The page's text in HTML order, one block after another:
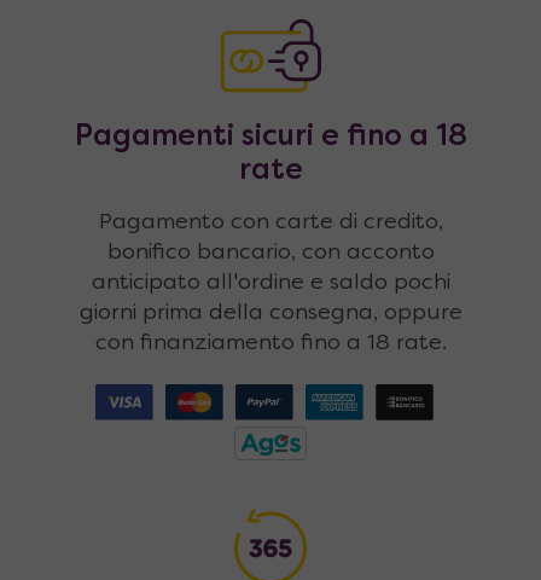
Pagamenti sicuri e fino a 18
rate
Pagamento con carte di credito,
bonifico bancario, con acconto
anticipato all'ordine e saldo pochi
giorni prima della consegna, oppure
con finanziamento fino a 18 rate.